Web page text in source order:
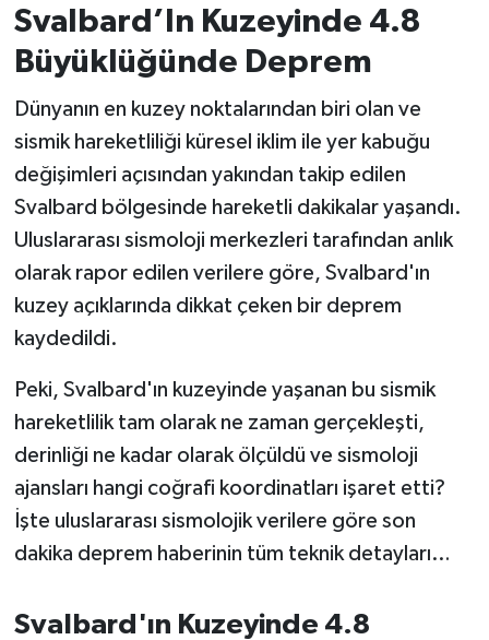
Svalbard’In Kuzeyinde 4.8
Büyüklüğünde Deprem
Dünyanın en kuzey noktalarından biri olan ve
sismik hareketliliği küresel iklim ile yer kabuğu
değişimleri açısından yakından takip edilen
Svalbard bölgesinde hareketli dakikalar yaşandı.
Uluslararası sismoloji merkezleri tarafından anlık
olarak rapor edilen verilere göre, Svalbard'ın
kuzey açıklarında dikkat çeken bir deprem
kaydedildi.
Peki, Svalbard'ın kuzeyinde yaşanan bu sismik
hareketlilik tam olarak ne zaman gerçekleşti,
derinliği ne kadar olarak ölçüldü ve sismoloji
ajansları hangi coğrafi koordinatları işaret etti?
İşte uluslararası sismolojik verilere göre son
dakika deprem haberinin tüm teknik detayları…
Svalbard'ın Kuzeyinde 4.8
Havran
İvrindi
KENT GÜNDEMİ
KÜLTÜR-SANAT
MAGAZİN
MANŞET
Manyas
OLAY
OTOMOTİV
Resmi İlanlar